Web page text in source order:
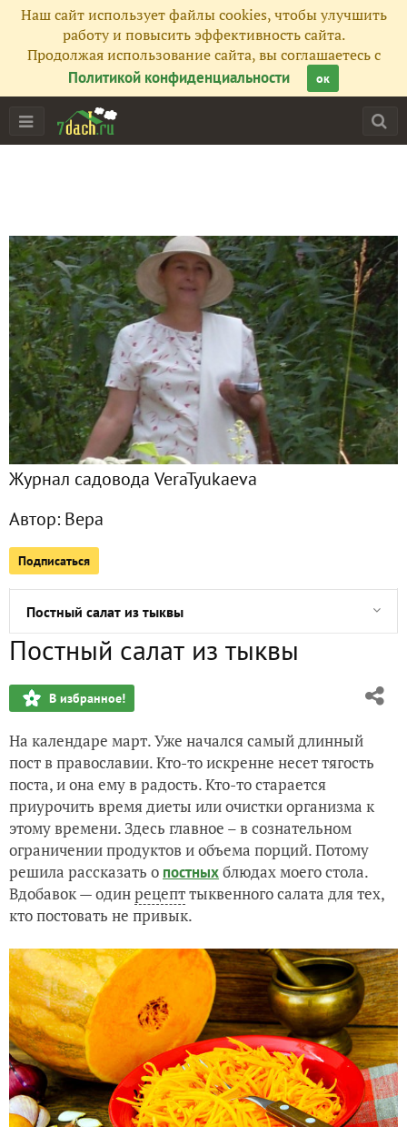
Наш сайт использует файлы cookies, чтобы улучшить
работу и повысить эффективность сайта.
Продолжая использование сайта, вы соглашаетесь с
Политикой конфиденциальности
ок
Журнал садовода VeraTyukaeva
Автор: Вера
Подписаться
Главная
Фото 18
Сейчас обсуждают
Огородная ворожба
Как сушить зелень в сушилке для овощей
Маринование грибов
Размышления о покупке садового участка: за и против
Всем любителям цыплят и куриц
Постный салат из тыквы
Глубокая или обычная грядка - какая оттает весной
Как создаются новые сорта капусты?
Капуста в погребе отрастила себе новые корни
Помогите определить, что это за растение
Еще раз о пасынковании помидоров.
Постный салат из тыквы
В избранное!
На календаре март. Уже начался самый длинный
пост в православии. Кто-то искренне несет тягость
поста, и она ему в радость. Кто-то старается
приурочить время диеты или очистки организма к
этому времени. Здесь главное – в сознательном
ограничении продуктов и объема порций. Потому
решила рассказать о постныхблюдах моего стола.
Вдобавок — одинрецепттыквенного салата для тех,
кто постовать не привык.